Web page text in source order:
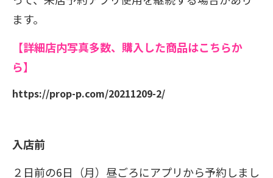
ます。
【詳細店内写真多数、購入した商品はこちらか
ら】
https://prop-p.com/20211209-2/
入店前
２日前の6日（月）昼ごろにアプリから予約しまし